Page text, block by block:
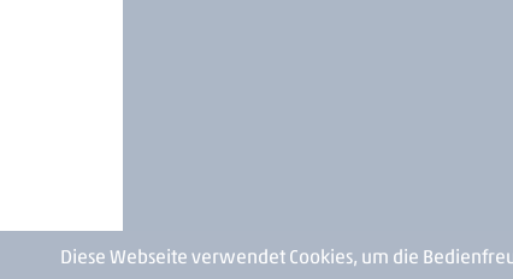
Diese Webseite verwendet Cookies, um die